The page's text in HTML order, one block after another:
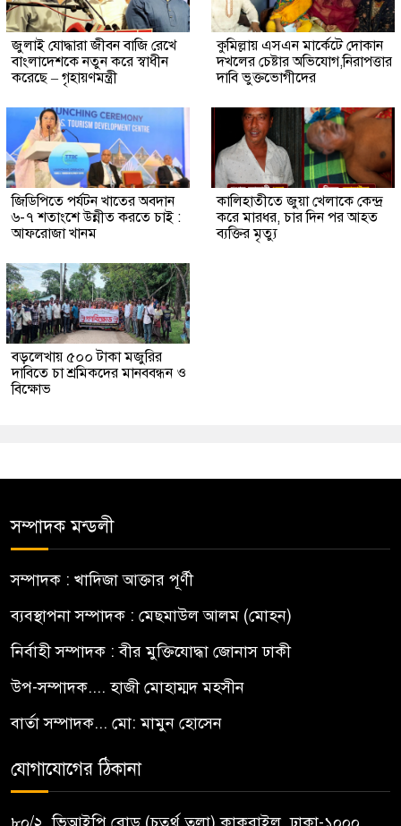
জুলাই যোদ্ধারা জীবন বাজি রেখে
বাংলাদেশকে নতুন করে স্বাধীন
করেছে – গৃহায়ণমন্ত্রী
কুমিল্লায় এসএন মার্কেটে দোকান
দখলের চেষ্টার অভিযোগ,নিরাপত্তার
দাবি ভুক্তভোগীদের
জিডিপিতে পর্যটন খাতের অবদান
৬-৭ শতাংশে উন্নীত করতে চাই :
আফরোজা খানম
কালিহাতীতে জুয়া খেলাকে কেন্দ্র
করে মারধর, চার দিন পর আহত
ব্যক্তির মৃত্যু
বড়লেখায় ৫০০ টাকা মজুরির
দাবিতে চা শ্রমিকদের মানববন্ধন ও
বিক্ষোভ
সম্পাদক মন্ডলী
সম্পাদক : খাদিজা আক্তার পূর্ণী
ব্যবস্থাপনা সম্পাদক : মেছমাউল আলম (মোহন)
নির্বাহী সম্পাদক : বীর মুক্তিযোদ্ধা জোনাস ঢাকী
উপ-সম্পাদক.... হাজী মোহাম্মদ মহসীন
বার্তা সম্পাদক... মো: মামুন হোসেন
যোগাযোগের ঠিকানা